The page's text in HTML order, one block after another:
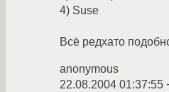
4) Suse
Всё редхато
anonymous
22.08.2004 01:37:55